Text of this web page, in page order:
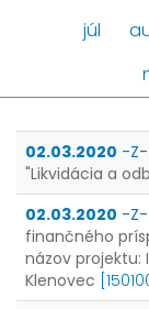
júl
02.03.2020 -Z-
"Likvidácia a
02.03.2020 -Z-
finančného
názov
Klenovec